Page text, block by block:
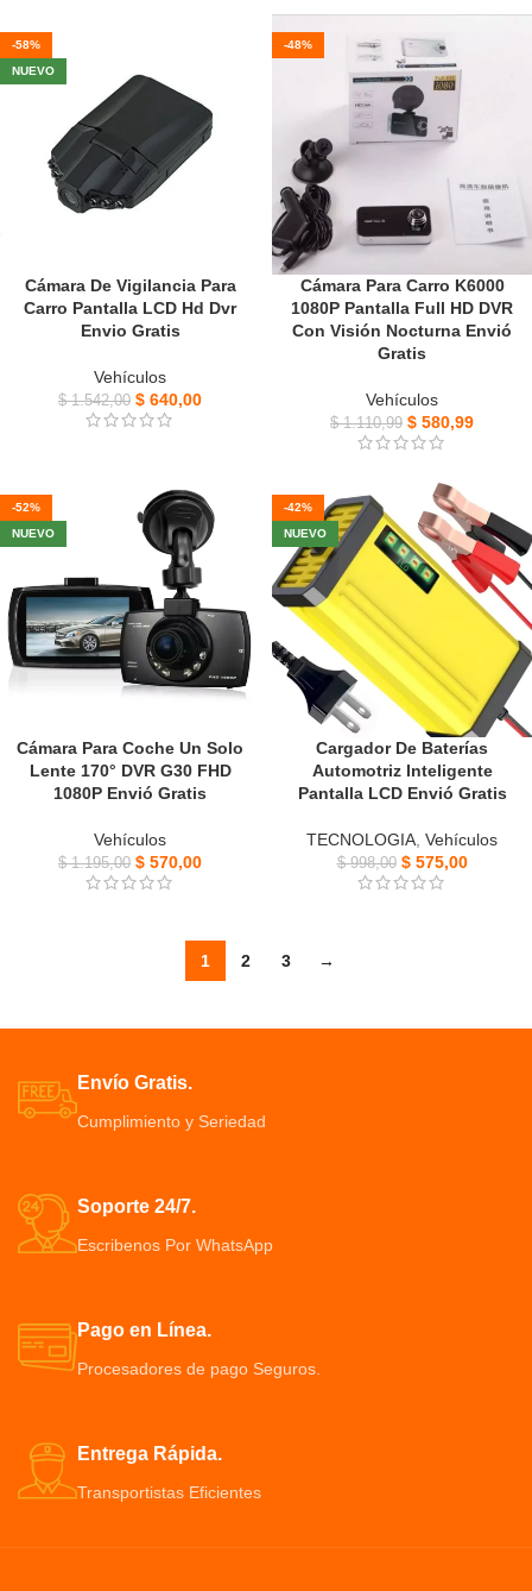
-58%
NUEVO
Cámara De Vigilancia Para
Carro Pantalla LCD Hd Dvr
Envio Gratis
Vehículos
$1.542,00 $ 640,00
-48%
Cámara Para Carro K6000
1080P Pantalla Full HD DVR
Con Visión Nocturna Envió
Gratis
Vehículos
$1.110,99 $ 580,99
-52%
NUEVO
Cámara Para Coche Un Solo
Lente 170° DVR G30 FHD
1080P Envió Gratis
Vehículos
$1.195,00 $ 570,00
-42%
NUEVO
Cargador De Baterías
Automotriz Inteligente
Pantalla LCD Envió Gratis
TECNOLOGIA Vehículos
$998,00 $575,00
1 2 3 →
Envío Gratis.
Cumplimiento y Seriedad
Soporte 24/7.
Escribenos Por WhatsApp
Pago en Línea.
Procesadores de pago Seguros.
Entrega Rápida.
Transportistas Eficientes